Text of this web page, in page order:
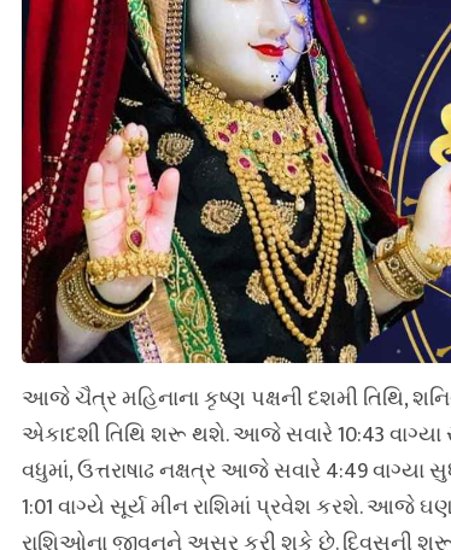
આજે ચૈત્ર મહિનાના કૃષ્ણ પક્ષની દશમી તિથિ,
એકાદશી તિથિ શરૂ થશે. આજે સવારે 10:43
વધુમાં, ઉત્તરાષાઢ નક્ષત્ર આજે સવારે 4:49
1:01 વાગ્યે સૂર્ય મીન રાશિમાં પ્રવેશ કરશે. આજે